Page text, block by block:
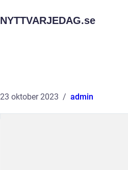
NYTTVARJEDAG.se
23 oktober 2023 admin